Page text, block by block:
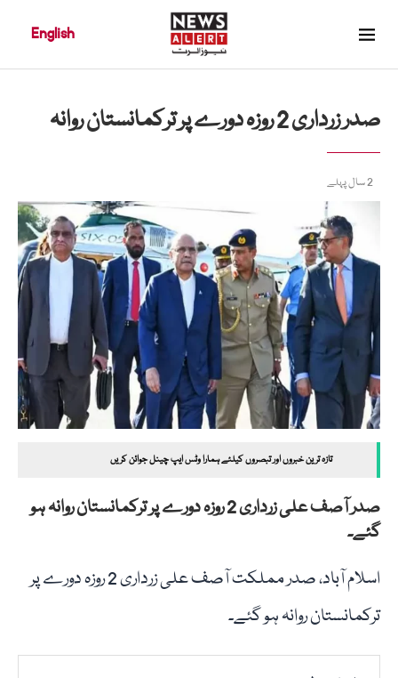
English
صدر زرداری 2 روزہ دورے پر ترکمانستان روانہ
2 سال پہلے
تازہ ترین خبروں اور تبصروں کیلئے ہمارا وٹس ایپ چینل جوائن کریں
صدر آصف علی زرداری 2 روزہ دورے پر ترکمانستان روانہ ہو
گئے۔
اسلام آباد، صدر مملکت آصف علی زرداری 2 روزہ دورے پر
ترکمانستان روانہ ہو گئے۔